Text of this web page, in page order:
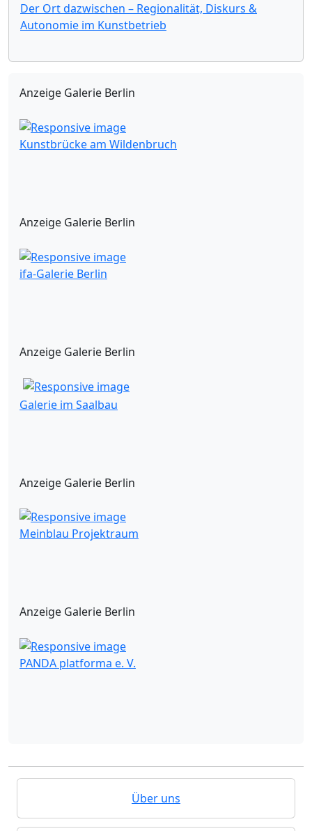
Der Ort dazwischen – Regionalität, Diskurs &
Autonomie im Kunstbetrieb
Anzeige Galerie Berlin
Kunstbrücke am Wildenbruch
Anzeige Galerie Berlin
ifa-Galerie Berlin
Anzeige Galerie Berlin
Galerie im Saalbau
Anzeige Galerie Berlin
Meinblau Projektraum
Anzeige Galerie Berlin
PANDA platforma e. V.
Über uns